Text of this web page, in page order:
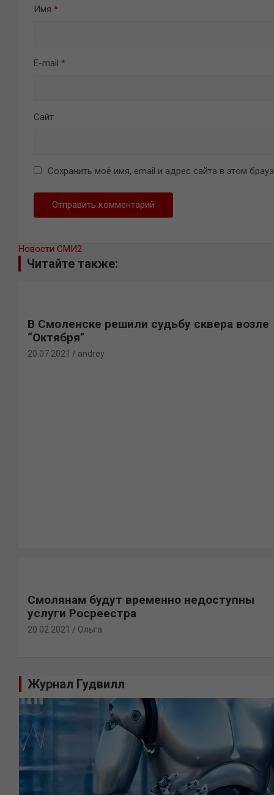
Имя *
E-mail *
Сайт
Сохранить моё имя, email и адрес сайта в этом
Новости СМИ2
Читайте также:
В Смоленске решили судьбу сквера возле
“Октября”
20.07.2021 andrey
Смолянам будут временно недоступны
услуги Росреестра
20.02.2021 Ольга
Журнал Гудвилл